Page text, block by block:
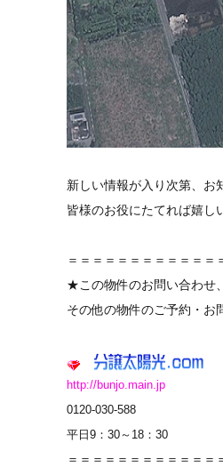
新しい情報が入り次第、お
皆様のお役にたてれば嬉し
＝＝＝＝＝＝＝＝＝＝＝＝
★この物件のお問い合わせ、
その他の物件のご予約・
http://bunjo.main.jp
0120-030-588
平日9：30～18：30
＝＝＝＝＝＝＝＝＝＝＝＝